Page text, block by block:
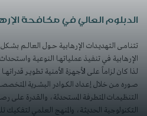
​​​الدبلوم العالي في مكافحة
تتنامــى التهديــدات الإرهابية حــول العالــم
الإرهابية فـي تنفيـذ عملياتهـا النوعيـة
لـذا كان لزاماً علـى الأجهزة الأمنية تطويــر
صــوره مــن خلال إعــداد الكــوادر البشــرية
التنظيمـات المتطرفـة المسـتحدثة، والقـدرة علـى
التكنولوجية الحديثـة، والمنهـج العلمـي لتفكيـك